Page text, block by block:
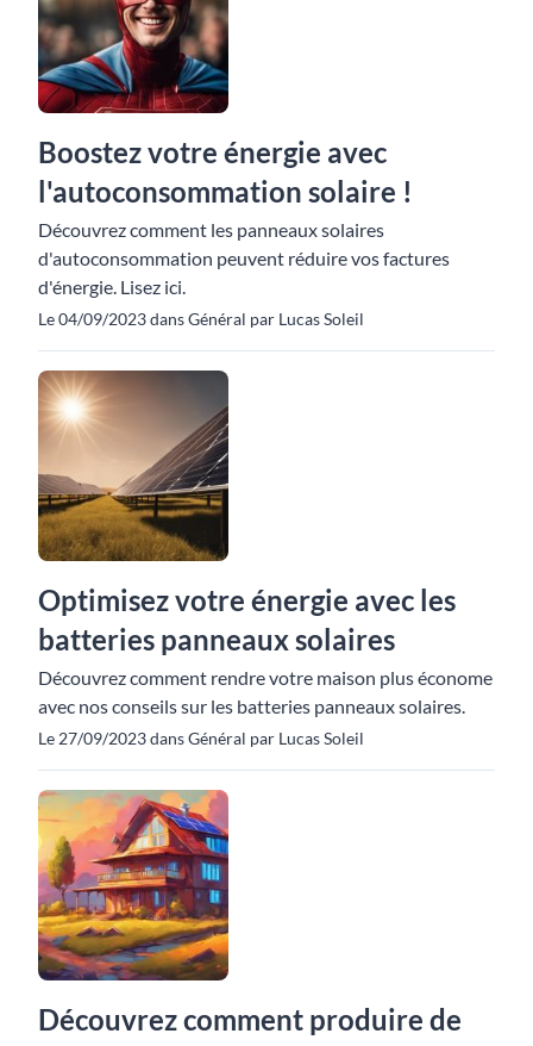
Boostez votre énergie avec
l'autoconsommation solaire !
Découvrez comment les panneaux solaires
d'autoconsommation peuvent réduire vos factures
d'énergie. Lisez ici.
Le 04/09/2023 dans Général par Lucas Soleil
Optimisez votre énergie avec les
batteries panneaux solaires
Découvrez comment rendre votre maison plus économe
avec nos conseils sur les batteries panneaux solaires.
Le 27/09/2023 dans Général par Lucas Soleil
Découvrez comment produire de